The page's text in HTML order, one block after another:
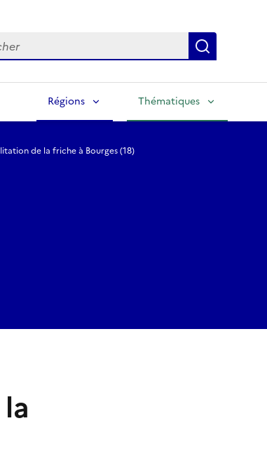
Régions Thématiques
de la friche à Bourges (18)